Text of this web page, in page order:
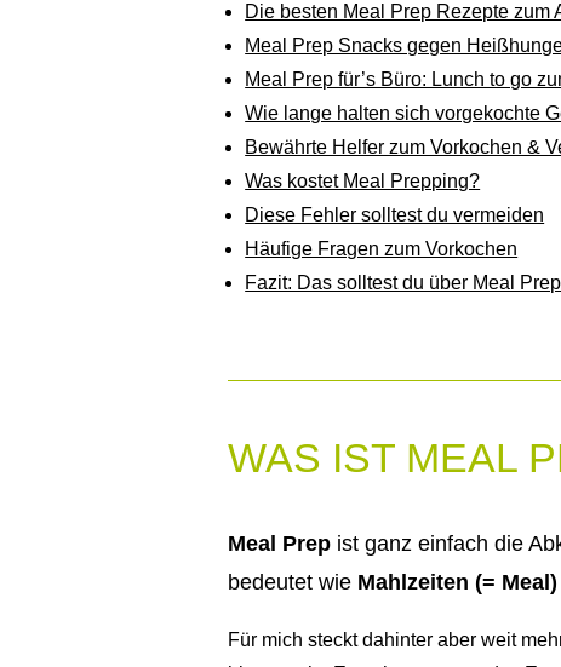
Die besten Meal Prep Rezepte zum
Meal Prep Snacks gegen
Meal Prep für’s Büro: Lunch to go
Wie lange halten sich vorgekochte
Bewährte Helfer zum Vorkochen &
Was kostet Meal Prepping?
Diese Fehler solltest du vermeiden
Häufige Fragen zum Vorkochen
Fazit: Das solltest du über Meal
WAS IST MEAL
Meal Prep ist ganz einfach die
bedeutet wie Mahlzeiten (=
Für mich steckt dahinter aber weit